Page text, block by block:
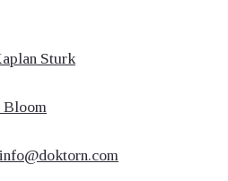
Sturk
Bloom
info@doktorn.com